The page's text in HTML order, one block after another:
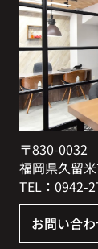
〒830-0032
福岡県久留
TEL：0942-
お問い合